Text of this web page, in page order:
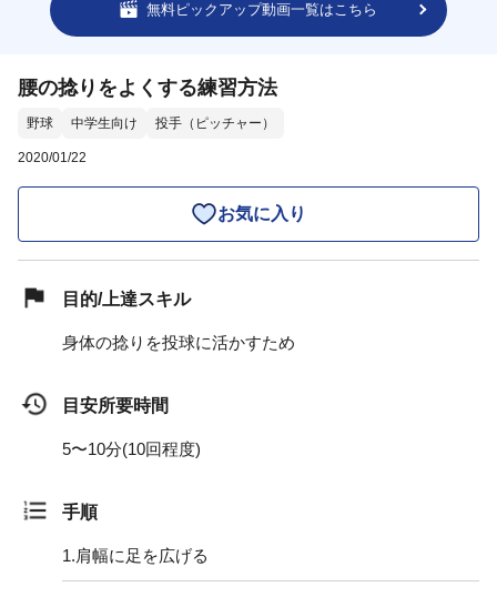
無料ピックアップ動画一覧はこちら
腰の捻りをよくする練習方法
野球 中学生向け 投手（ピッチャー）
2020/01/22
お気に入り
目的/上達スキル
身体の捻りを投球に活かすため
目安所要時間
5〜10分(10回程度)
手順
1.肩幅に足を広げる